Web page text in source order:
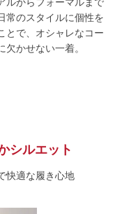
常のスタイルに個性を
とで、オシャレなコー
かせない一着。
シルエット
快適な履き心地